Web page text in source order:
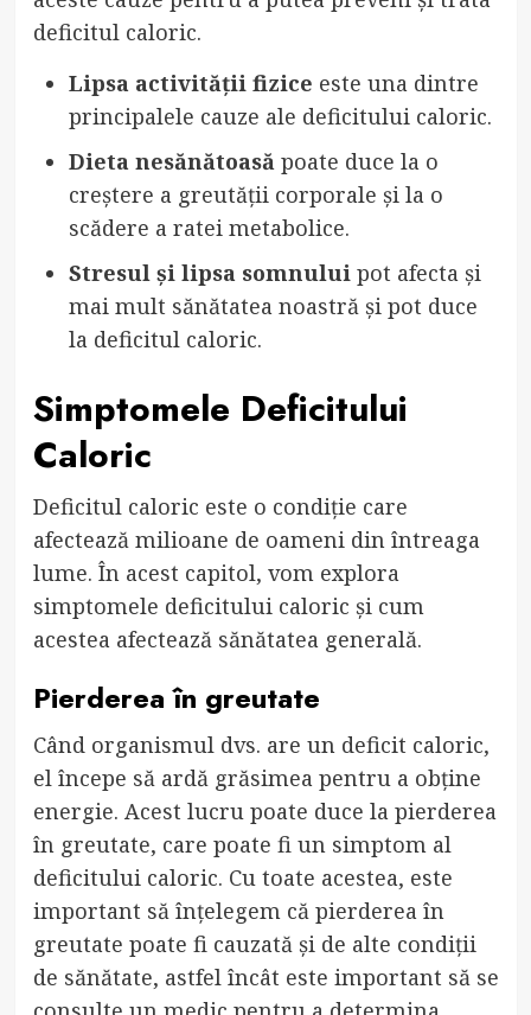
deficitul caloric.
Lipsa activității fizice este una dintre
principalele cauze ale deficitului caloric.
Dieta nesănătoasă poate duce la o
creștere a greutății corporale și la o
scădere a ratei metabolice.
Stresul și lipsa somnului pot afecta și
mai mult sănătatea noastră și pot duce
la deficitul caloric.
Simptomele Deficitului
Caloric
Deficitul caloric este o condiție care
afectează milioane de oameni din întreaga
lume. În acest capitol, vom explora
simptomele deficitului caloric și cum
acestea afectează sănătatea generală.
Pierderea în greutate
Când organismul dvs. are un deficit caloric,
el începe să ardă grăsimea pentru a obține
energie. Acest lucru poate duce la pierderea
în greutate, care poate fi un simptom al
deficitului caloric. Cu toate acestea, este
important să înțelegem că pierderea în
greutate poate fi cauzată și de alte condiții
de sănătate, astfel încât este important să se